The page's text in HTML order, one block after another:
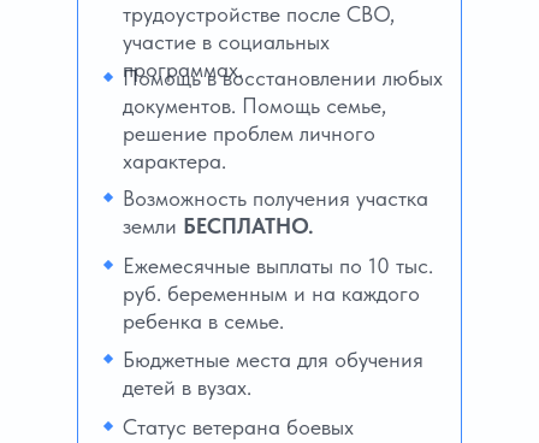
трудоустройстве после СВО,
участие в социальных
программах.
Помощь в восстановлении любых
документов. Помощь семье,
решение проблем личного
характера.
Возможность получения участка
земли БЕСПЛАТНО.
Ежемесячные выплаты по 10 тыс.
руб. беременным и на каждого
ребенка в семье.
Бюджетные места для обучения
детей в вузах.
Статус ветерана боевых